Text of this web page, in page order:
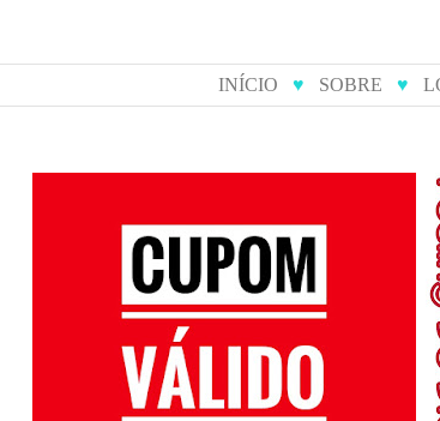
INÍCIO ♥ SOBRE ♥
cupom de desconto para
compras online